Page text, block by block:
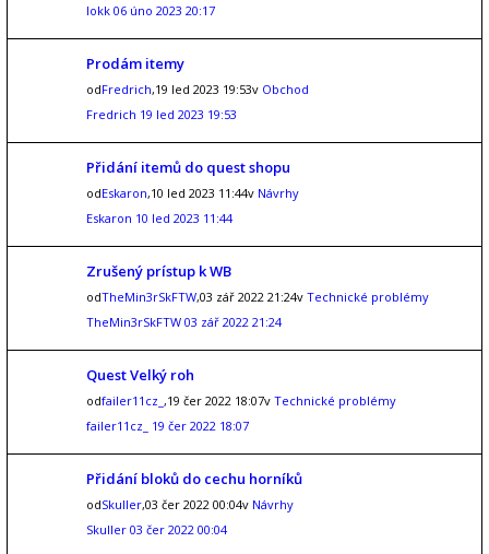
lokk 06 úno 2023 20:17
Prodám itemy
odFredrich,19 led 2023 19:53v Obchod
Fredrich 19 led 2023 19:53
Přidání itemů do quest shopu
odEskaron,10 led 2023 11:44v Návrhy
Eskaron 10 led 2023 11:44
Zrušený prístup k WB
odTheMin3rSkFTW,03 zář 2022 21:24v Technické problémy
TheMin3rSkFTW 03 zář 2022 21:24
Quest Velký roh
odfailer11cz_ ,19 čer 2022 18:07v Technické problémy
failer11cz_
19 čer 2022 18:07
Přidání bloků do cechu horníků
odSkuller,03 čer 2022 00:04v Návrhy
Skuller 03 čer 2022 00:04